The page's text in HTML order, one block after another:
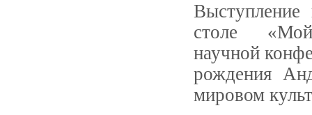
Выступление
столе «Мой
научной
рождения
мировом